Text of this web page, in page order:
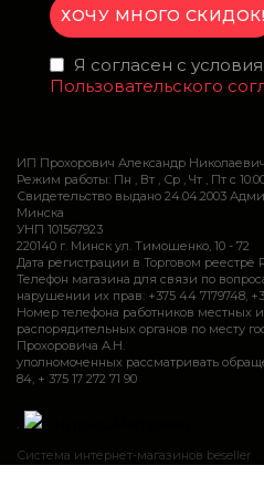
Я согласен с
Пользовательского
ИП Прохорович Александр Николаевич
Режим работы: Пн , Вт , Ср , Чт , Пт c
Свидетельство выдано 24.04.2003
Минска
УНП 101567923
220140 г. Минск ул. Тимошенко, 10 - 72
Дата регистрации в Торговом реестре
Телефон магазина для связи по
нарушении их прав: +375 44 7179748,
Номер телефона работников местных
распорядительных органов по месту
Прохоровича А.Н.
уполномоченных рассматривать
84, + 375 17 272 71 90
.
Система интернет-магазинов beseller